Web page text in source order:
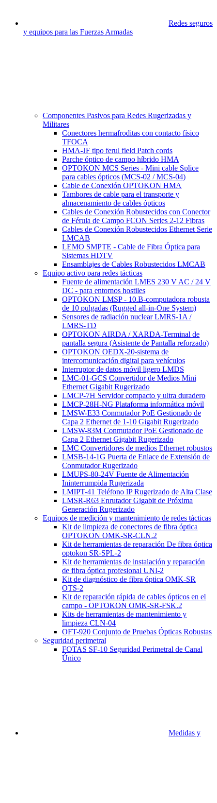
Redes seguros
y equipos para las Fuerzas Armadas
Componentes Pasivos para Redes Rugerizadas y
Militares
Conectores hermafroditas con contacto físico
TFOCA
HMA-JF tipo ferul field Patch cords
Parche óptico de campo híbrido HMA
OPTOKON MCS Series - Mini cable Splice
para cables ópticos (MCS-02 / MCS-04)
Cable de Conexión OPTOKON HMA
Tambores de cable para el transporte y
almacenamiento de cables ópticos
Cables de Conexión Robustecidos con Conector
de Férula de Campo FCON Series 2-12 Fibras
Cables de Conexión Robustecidos Ethernet Serie
LMCAB
LEMO SMPTE - Cable de Fibra Óptica para
Sistemas HDTV
Ensamblajes de Cables Robustecidos LMCAB
Equipo activo para redes tácticas
Fuente de alimentación LMES 230 V AC / 24 V
DC - para entornos hostiles
OPTOKON LMSP - 10.B-computadora robusta
de 10 pulgadas (Rugged all-in-One System)
Sensores de radiación nuclear LMRS-1A /
LMRS-TD
OPTOKON AIRDA / XARDA-Terminal de
pantalla segura (Asistente de Pantalla reforzado)
OPTOKON OEDX-20-sistema de
intercomunicación digital para vehículos
Interruptor de datos móvil ligero LMDS
LMC-01-GCS Convertidor de Medios Mini
Ethernet Gigabit Rugerizado
LMCP-7H Servidor compacto y ultra duradero
LMCP-28H-NG Plataforma informática móvil
LMSW-E33 Conmutador PoE Gestionado de
Capa 2 Ethernet de 1-10 Gigabit Rugerizado
LMSW-83M Conmutador PoE Gestionado de
Capa 2 Ethernet Gigabit Rugerizado
LMC Convertidores de medios Ethernet robustos
LMSB-14-1G Puerta de Enlace de Extensión de
Conmutador Rugerizado
LMUPS-80-24V Fuente de Alimentación
Ininterrumpida Rugerizada
LMIPT-41 Teléfono IP Rugerizado de Alta Clase
LMSR-R63 Enrutador Gigabit de Próxima
Generación Rugerizado
Equipos de medición y mantenimiento de redes tácticas
Kit de limpieza de conectores de fibra óptica
OPTOKON OMK-SR-CLN.2
Kit de herramientas de reparación De fibra óptica
optokon SR-SPL-2
Kit de herramientas de instalación y reparación
de fibra óptica profesional UNI-2
Kit de diagnóstico de fibra óptica OMK-SR
OTS-2
Kit de reparación rápida de cables ópticos en el
campo - OPTOKON OMK-SR-FSK.2
Kits de herramientas de mantenimiento y
limpieza CLN-04
OFT-920 Conjunto de Pruebas Ópticas Robustas
Seguridad perimetral
FOTAS SF-10 Seguridad Perimetral de Canal
Único
Medidas y